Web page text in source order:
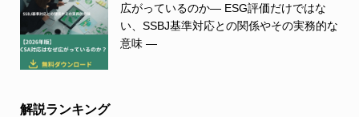
広がっているのか― ESG評価だけではな
い、SSBJ基準対応との関係やその実務的な
意味 ―
解説ランキング